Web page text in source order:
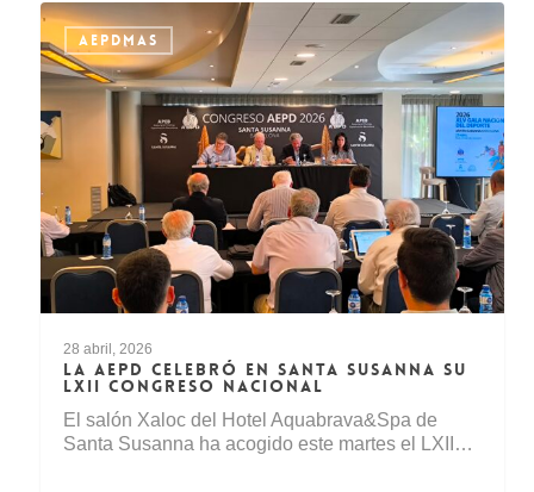
AEPDMAS
28 abril, 2026
LA AEPD CELEBRÓ EN SANTA SUSANNA SU
LXII CONGRESO NACIONAL
El salón Xaloc del Hotel Aquabrava&Spa de
Santa Susanna ha acogido este martes el LXII…